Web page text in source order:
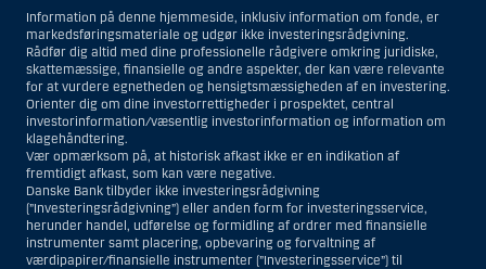
Information på denne hjemmeside, inklusiv information om fonde, er
markedsføringsmateriale og udgør ikke investeringsrådgivning.
Rådfør dig altid med dine professionelle rådgivere omkring juridiske,
skattemæssige, finansielle og andre aspekter, der kan være relevante
for at vurdere egnetheden og hensigtsmæssigheden af en investering.
Orienter dig om dine investorrettigheder i prospektet, central
investorinformation/væsentlig investorinformation og information om
klagehåndtering.
Vær opmærksom på, at historisk afkast ikke er en indikation af
fremtidigt afkast, som kan være negative.
Danske Bank tilbyder ikke investeringsrådgivning
(”Investeringsrådgivning”) eller anden form for investeringsservice,
herunder handel, udførelse og formidling af ordrer med finansielle
instrumenter samt placering, opbevaring og forvaltning af
værdipapirer/finansielle instrumenter (”Investeringsservice”) til